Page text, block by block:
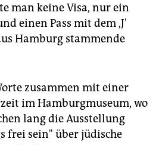
man keine Visa, nur ein
einen Pass mit dem ,J'
Hamburg stammende
zusammen mit einer
im Hamburgmuseum, wo
lang die Ausstellung
frei sein" über jüdische